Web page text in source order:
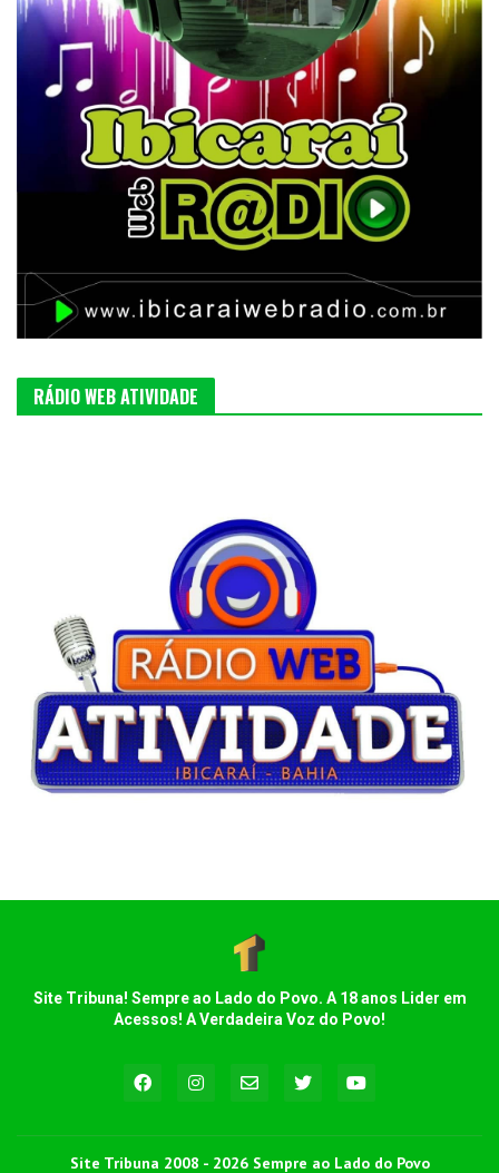
RÁDIO WEB ATIVIDADE
Site Tribuna! Sempre ao Lado do Povo. A 18 anos Lider em
Acessos! A Verdadeira Voz do Povo!
Site Tribuna 2008 - 2026 Sempre ao Lado do Povo